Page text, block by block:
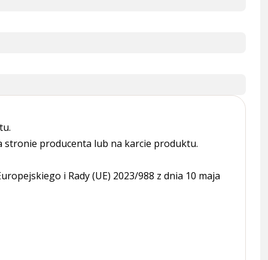
stronie producenta lub na karcie produktu.
i Rady (UE) 2023/988 z dnia 10 maja